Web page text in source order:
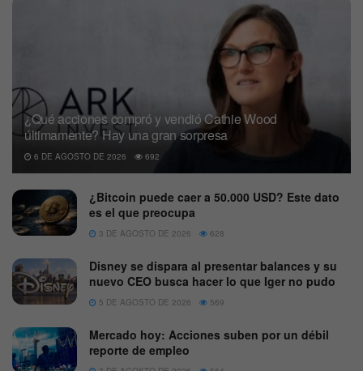
¿Qué acciones compró y vendió Cathie Wood
últimamente? Hay una gran sorpresa
6 DE AGOSTO DE 2026 692
¿Bitcoin puede caer a 50.000 USD? Este dato
es el que preocupa
3 DE AGOSTO DE 2026 628
Disney se dispara al presentar balances y su
nuevo CEO busca hacer lo que Iger no pudo
5 DE AGOSTO DE 2026 569
Mercado hoy: Acciones suben por un débil
reporte de empleo